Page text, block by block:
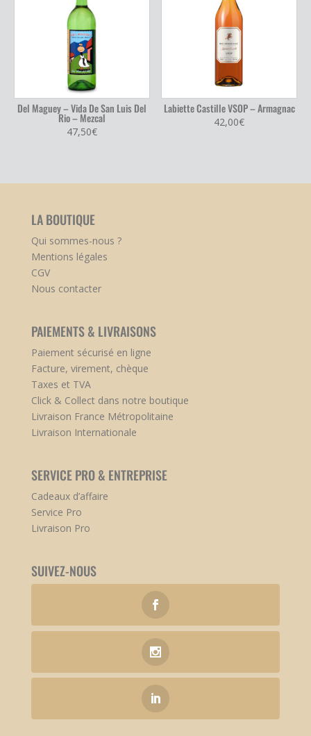
Del Maguey – Vida De San Luis Del
Rio – Mezcal
47,50€
Labiette Castille VSOP – Armagnac
42,00€
LA BOUTIQUE
Qui sommes-nous ?
Mentions légales
CGV
Nous contacter
PAIEMENTS & LIVRAISONS
Paiement sécurisé en ligne
Facture, virement, chèque
Taxes et TVA
Click & Collect dans notre boutique
Livraison France Métropolitaine
Livraison Internationale
SERVICE PRO & ENTREPRISE
Cadeaux d’affaire
Service Pro
Livraison Pro
SUIVEZ-NOUS